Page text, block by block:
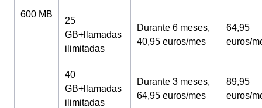
600 MB
25
GB+llamadas
ilimitadas
Durante 6 meses,
40,95 euros/mes
64,95
euros/
40
GB+llamadas
ilimitadas
Durante 3 meses,
64,95 euros/mes
89,95
euros/